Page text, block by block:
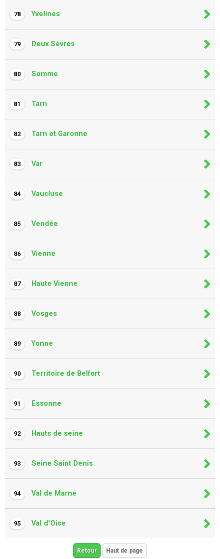
78 Yvelines
79 Deux Sèvres
80 Somme
81 Tarn
82 Tarn et Garonne
83 Var
84 Vaucluse
85 Vendée
86 Vienne
87 Haute Vienne
88 Vosges
89 Yonne
90 Territoire de Belfort
91 Essonne
92 Hauts de seine
93 Seine Saint Denis
94 Val de Marne
95 Val d'Oise
Retour Haut de page